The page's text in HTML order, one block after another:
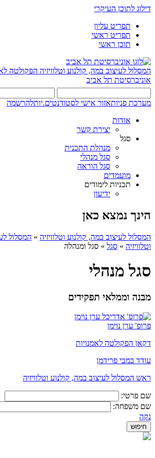
דילוג לתוכן העיקרי
תפריט עליון
תפריט ראשי
תוכן ראשי
המסלול לעיצוב במה, קולנוע וטלוויזיה הפקולטה
אוניברסיטת תל אביב
מערכת פניותאזור אישי לסטודנטים.יותלהרשמה
אודות
יצירת קשר
סגל
מנהלת התכנית
סגל מנהלי
סגל הוראה
מועמדים
תכניות לימודים
ידיעון
הינך נמצא כאן
המסלול לעיצוב במה, קולנוע וטלוויזיה » המסלול
וטלוויזיה » סגל » סגל ומנהלה
סגל מנהלי
מבנה וממלאי תפקידים
פרופ' ערן נוימן
דקאן הפקולטה לאמנויות
עודד במבי פרידמן
ראש המסלול לעיצוב במה, קולנוע וטלוויזיה
שם פרטי:
שם משפחה:
נקה